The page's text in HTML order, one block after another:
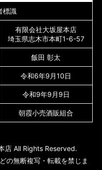
標識
有限会社大坂屋本店
埼玉県志木市本町1-6-57
飯田 彰太
令和6年9月10日
令和9年9月9日
朝霞小売酒販組合
店 All Rights Reserved.
の無断複写・転載を禁じま